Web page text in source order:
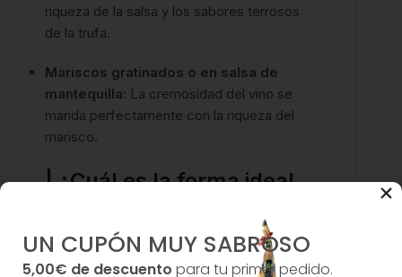
riqueza de la salsa y los sabores terrosos
de la trufa.
Mariscos gratinados o en salsa de
mantequilla: La cremosidad del vino se
marida perfectamente con la riqueza del
marisco.
| ¿Cuál es la forma ideal
Chardonnay?
UN CUPÓN MUY SABROSO
5,00€ de descuento para tu primer pedido.